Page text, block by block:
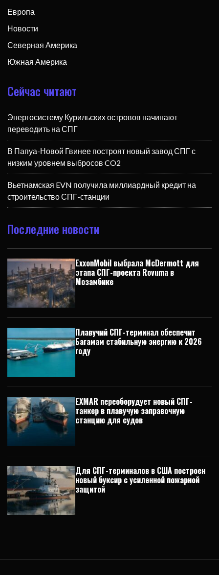
Европа
Новости
Северная Америка
Южная Америка
Сейчас читают
Энергосистему Курильских островов начинают
переводить на СПГ
В Папуа-Новой Гвинее построят новый завод СПГ с
низким уровнем выбросов CO2
Вьетнамская EVN получила миллиардный кредит на
строительство СПГ-станции
Последние новости
ExxonMobil выбрала McDermott для
этапа СПГ-проекта Rovuma в
Мозамбике
Плавучий СПГ-терминал обеспечит
Багамам стабильную энергию к 2026
году
EXMAR переоборудует новый СПГ-
танкер в плавучую заправочную
станцию для судов
Для СПГ-терминалов в США построен
новый буксир с усиленной пожарной
защитой